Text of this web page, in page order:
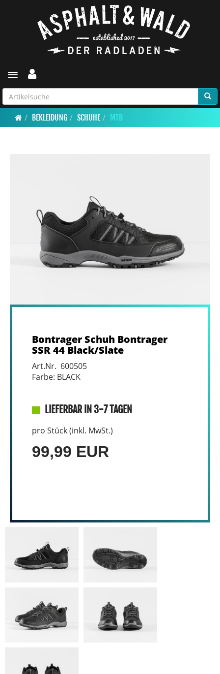
Toggle navigation
BEKLEIDUNG SCHUHE MTB
Bontrager Schuh Bontrager
SSR 44 Black/Slate
Art.Nr. 600505
Farbe: BLACK
LIEFERBAR IN 3-7 TAGEN
pro Stück (inkl. MwSt.)
99,99 EUR